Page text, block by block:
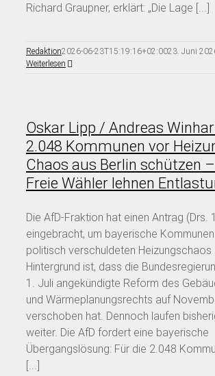
Richard Graupner, erklärt: „Die Lage [...]
Redaktion2026-06-23T15:19:16+02:0023. Juni
Weiterlesen
Oskar Lipp / Andreas
2.048 Kommunen vor
Chaos aus Berlin schützen
Freie Wähler lehnen
Die AfD-Fraktion hat einen Antrag (Drs.
eingebracht, um bayerische
politisch verschuldeten Heizungschaos
Hintergrund ist, dass die
1. Juli angekündigte Reform des
und Wärmeplanungsrechts auf
verschoben hat. Dennoch laufen
weiter. Die AfD fordert eine bayerische
Übergangslösung: Für die 2.048
[...]